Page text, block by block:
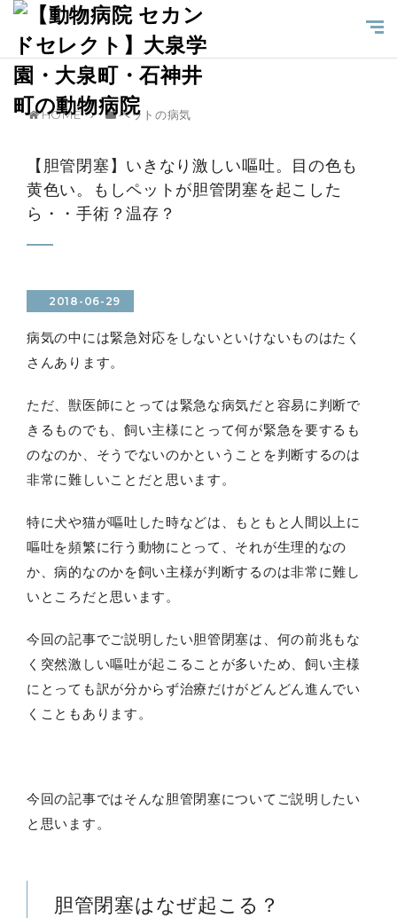
HOME ペットの病気
【胆管閉塞】いきなり激しい嘔吐。目の色も
黄色い。もしペットが胆管閉塞を起こした
ら・・手術？温存？
2018-06-29
病気の中には緊急対応をしないといけないものはたく
さんあります。
ただ、獣医師にとっては緊急な病気だと容易に判断で
きるものでも、飼い主様にとって何が緊急を要するも
のなのか、そうでないのかということを判断するのは
非常に難しいことだと思います。
特に犬や猫が嘔吐した時などは、もともと人間以上に
嘔吐を頻繁に行う動物にとって、それが生理的なの
か、病的なのかを飼い主様が判断するのは非常に難し
いところだと思います。
今回の記事でご説明したい胆管閉塞は、何の前兆もな
く突然激しい嘔吐が起こることが多いため、飼い主様
にとっても訳が分からず治療だけがどんどん進んでい
くこともあります。
今回の記事ではそんな胆管閉塞についてご説明したい
と思います。
胆管閉塞はなぜ起こる？